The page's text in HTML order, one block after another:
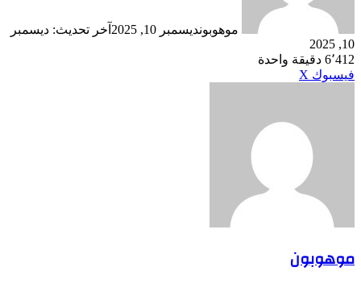
موهوبونديسمبر 10, 2025
آخر تحديث: ديسمبر
10, 2025
6٬412 دقيقة واحدة
فيسبوك ‫X
موهوبون